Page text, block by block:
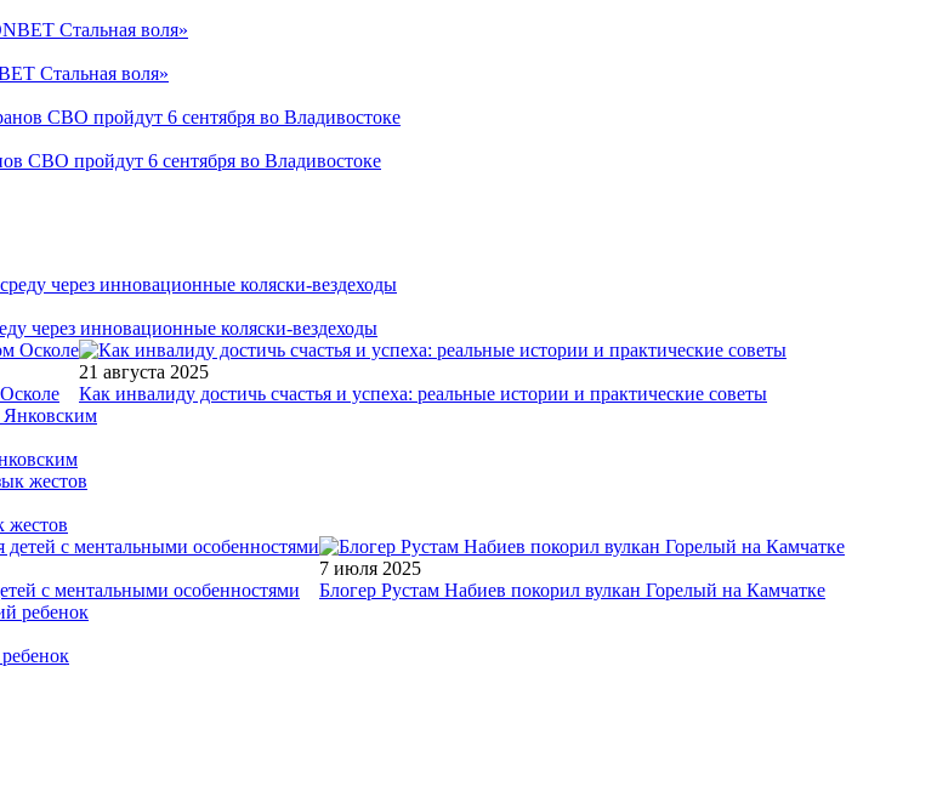
Стальная воля»
СВО пройдут 6 сентября во Владивостоке
через инновационные коляски-вездеходы
21 августа 2025
Как инвалиду достичь счастья и успеха: реальные истории и практические советы
жестов
с ментальными особенностями
7 июля 2025
Блогер Рустам Набиев покорил вулкан Горелый на Камчатке